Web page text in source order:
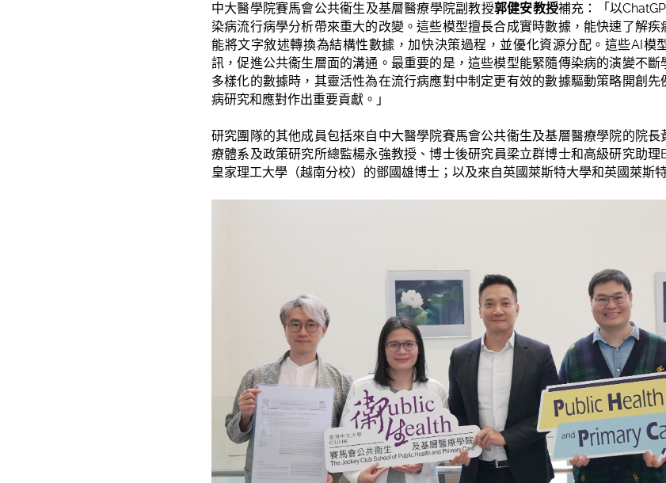
中大醫學院賽馬會公共衞生及基層醫療學院​副教授郭健安教授補充：「以
染病流行病學分析帶來重大的改變。這些模型擅長合成實時數據，能快速了解
能將文字敘述轉換為結構性數據，加快決策過程，並優化資源分配。這些AI模
訊，促進公共衞生層面的溝通。最重要的是，這些模型能緊隨傳染病的演變不
多樣化的數據時，其靈活性為在流行病應對中制定更有效的數據驅動策略開創
病研究和應對作出重要貢獻。」
研究團隊的其他成員包括來自中大醫學院賽馬會公共衞生及基層醫療學院的院
療體系及政策研究所總監楊永強教授、博士後研究員梁立群博士和高級研究助
皇家理工大學（越南分校）的鄧國雄博士；以及來自英國萊斯特大學和英國萊斯